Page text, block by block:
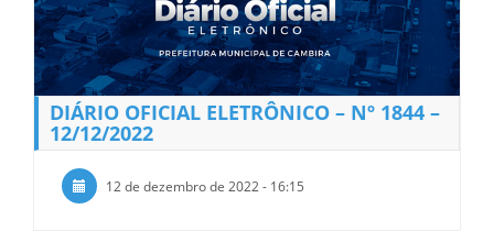
DIÁRIO OFICIAL ELETRÔNICO – Nº 1844 –
12/12/2022
12 de dezembro de 2022 - 16:15